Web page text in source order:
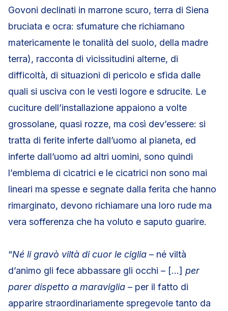
Govoni declinati in marrone scuro, terra di Siena
bruciata e ocra: sfumature che richiamano
matericamente le tonalità del suolo, della madre
terra), racconta di vicissitudini alterne, di
difficoltà, di situazioni di pericolo e sfida dalle
quali si usciva con le vesti logore e sdrucite. Le
cuciture dell’installazione appaiono a volte
grossolane, quasi rozze, ma così dev’essere: si
tratta di ferite inferte dall’uomo al pianeta, ed
inferte dall’uomo ad altri uomini, sono quindi
l’emblema di cicatrici e le cicatrici non sono mai
lineari ma spesse e segnate dalla ferita che hanno
rimarginato, devono richiamare una loro rude ma
vera sofferenza che ha voluto e saputo guarire.
“Né li gravò viltà di cuor le ciglia – né viltà
d’animo gli fece abbassare gli occhi – […] per
parer dispetto a maraviglia – per il fatto di
apparire straordinariamente spregevole tanto da